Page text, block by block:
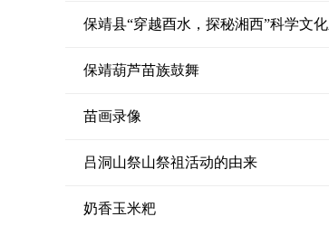
保靖县“穿越酉水，探秘湘西”科学文
保靖葫芦苗族鼓舞
苗画录像
吕洞山祭山祭祖活动的由来
奶香玉米粑